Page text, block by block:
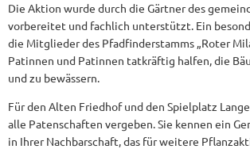
Die Aktion wurde durch die Gärtner des
vorbereitet und fachlich unterstützt. Ein
die Mitglieder des Pfadfinderstamms „Roter
Patinnen und Patinnen tatkräftig halfen, die
und zu bewässern.
Für den Alten Friedhof und den Spielplatz
alle Patenschaften vergeben. Sie kennen ein
in Ihrer Nachbarschaft, das für weitere